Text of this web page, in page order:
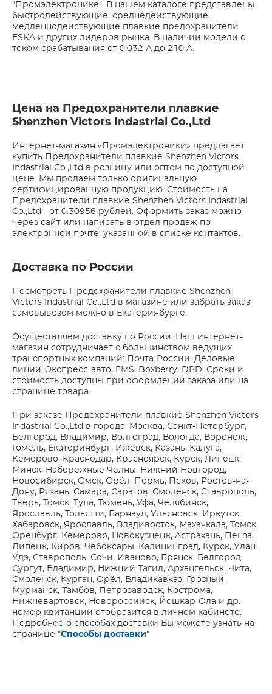
"Промэлектронике". В нашем каталоге представлены
быстродействующие, среднедействующие,
медленнодействующие плавкие предохранители
ESKA и других лидеров рынка. В наличии модели с
током срабатывания от 0,032 А до 210 А.
Цена на Предохранители плавкие
Shenzhen Victors Indastrial Co.,Ltd
Интернет-магазин «Промэлектроники» предлагает
купить Предохранители плавкие Shenzhen Victors
Indastrial Co.,Ltd в розницу или оптом по доступной
цене. Мы продаем только оригинальную
сертифицированную продукцию. Стоимость на
Предохранители плавкие Shenzhen Victors Indastrial
Co.,Ltd - от 0.30956 рублей. Оформить заказ можно
через сайт или написать в отдел продаж по
электронной почте, указанной в списке контактов.
Доставка по России
Посмотреть Предохранители плавкие Shenzhen
Victors Indastrial Co.,Ltd в магазине или забрать заказ
самовывозом можно в Екатеринбурге.
Осуществляем доставку по России. Наш интернет-
магазин сотрудничает с большинством ведущих
транспортных компаний: Почта-России, Деловые
линии, Экспресс-авто, EMS, Boxberry, DPD. Сроки и
стоимость доступны при оформлении заказа или на
странице товара.
При заказе Предохранители плавкие Shenzhen Victors
Indastrial Co.,Ltd в города: Москва, Санкт-Петербург,
Белгород, Владимир, Волгоград, Вологда, Воронеж,
Гомель, Екатеринбург, Ижевск, Казань, Калуга,
Кемерово, Краснодар, Красноярск, Курск, Липецк,
Минск, Набережные Челны, Нижний Новгород,
Новосибирск, Омск, Орёл, Пермь, Псков, Ростов-на-
Дону, Рязань, Самара, Саратов, Смоленск, Ставрополь,
Тверь, Томск, Тула, Тюмень, Уфа, Челябинск,
Ярославль, Тольятти, Барнаул, Ульяновск, Иркутск,
Хабаровск, Ярославль, Владивосток, Махачкала, Томск,
Оренбург, Кемерово, Новокузнецк, Астрахань, Пенза,
Липецк, Киров, Чебоксары, Калининград, Курск, Улан-
Удэ, Ставрополь, Сочи, Иваново, Брянск, Белгород,
Сургут, Владимир, Нижний Тагил, Архангельск, Чита,
Смоленск, Курган, Орёл, Владикавказ, Грозный,
Мурманск, Тамбов, Петрозаводск, Кострома,
Нижневартовск, Новороссийск, Йошкар-Ола и др.
номер квитанции отобразится в личном кабинете.
Подробнее о способах доставки Вы можете узнать на
странице "Способы доставки"